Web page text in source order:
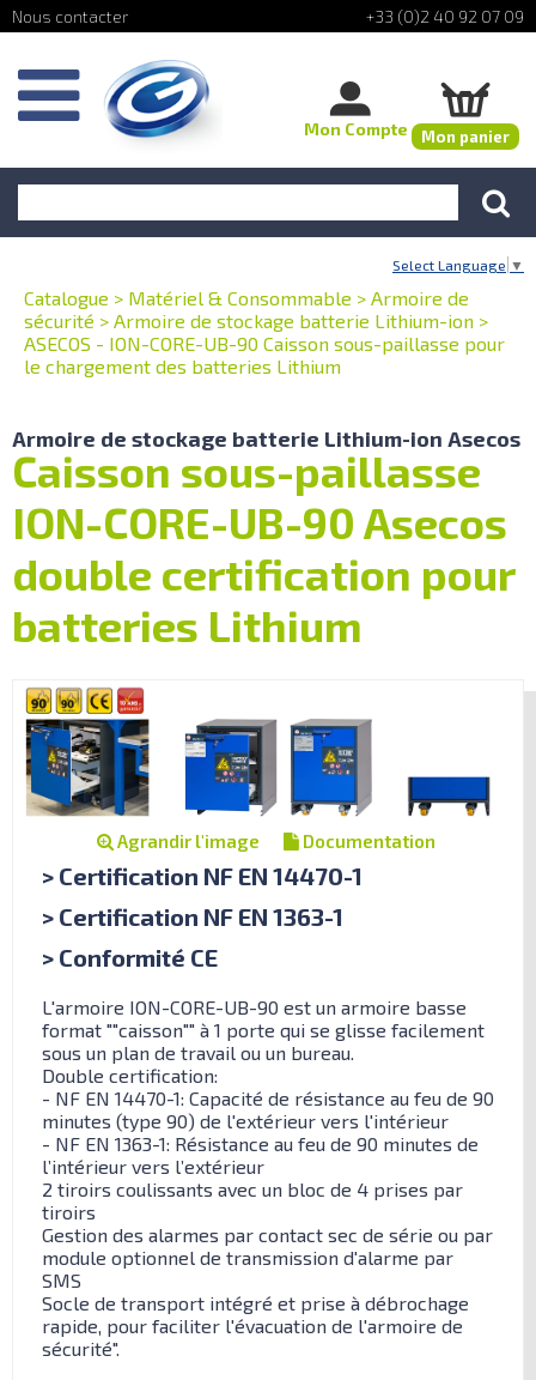
+33 (0)2 40 92 07 09
Mon Compte Mon panier
Select Language ▼
Catalogue > Matériel & Consommable > Armoire de
sécurité > Armoire de stockage batterie Lithium-ion >
ASECOS - ION-CORE-UB-90 Caisson sous-paillasse pour
le chargement des batteries Lithium
Armoire de stockage batterie Lithium-ion Asecos
Caisson sous-paillasse
ION-CORE-UB-90 Asecos
double certification pour
batteries Lithium
Agrandir l'image Documentation
> Certification NF EN 14470-1
> Certification NF EN 1363-1
> Conformité CE
L'armoire ION-CORE-UB-90 est un armoire basse
format ""caisson"" à 1 porte qui se glisse facilement
sous un plan de travail ou un bureau.
Double certification:
- NF EN 14470-1: Capacité de résistance au feu de 90
minutes (type 90) de l'extérieur vers l'intérieur
- NF EN 1363-1: Résistance au feu de 90 minutes de
l’intérieur vers l’extérieur
2 tiroirs coulissants avec un bloc de 4 prises par
tiroirs
Gestion des alarmes par contact sec de série ou par
module optionnel de transmission d'alarme par
SMS
Socle de transport intégré et prise à débrochage
rapide, pour faciliter l'évacuation de l'armoire de
sécurité".